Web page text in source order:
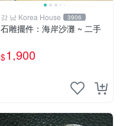
강 남 Korea House 3906
石雕擺件：海岸沙灘 ~ 二手
$1,900